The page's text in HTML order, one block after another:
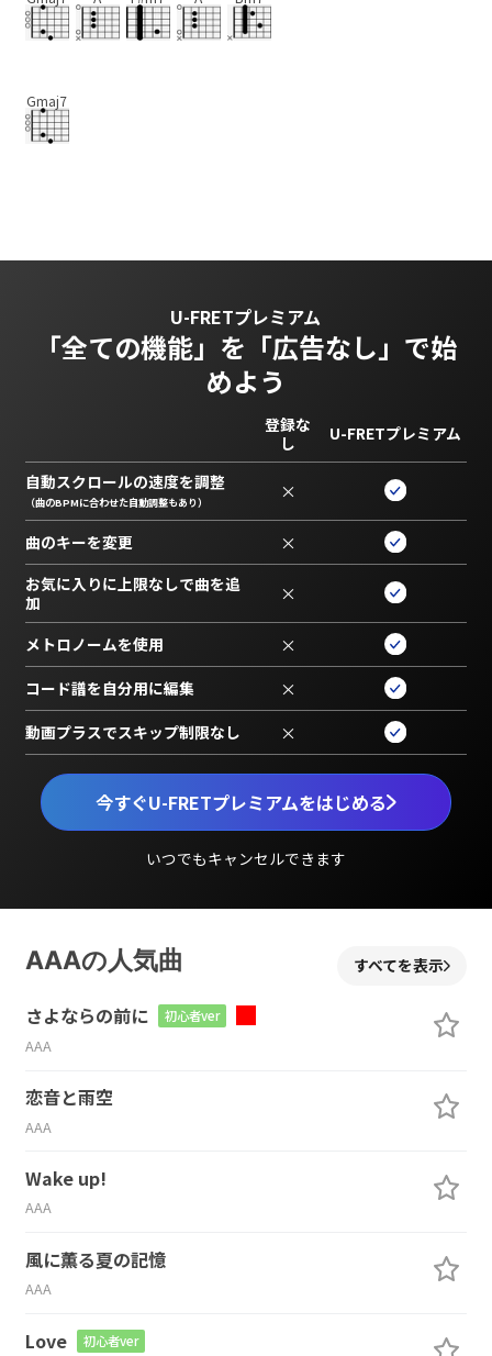
Gmaj7
U-FRETプレミアム
「全ての機能」を 「広告なし」で始
めよう
今すぐU-FRETプレミアムをはじめる
いつでもキャンセルできます
登録な
し
U-FRETプレミアム
自動スクロールの速度を調整
（曲のBPMに合わせた自動調整もあり） ×
曲のキーを変更 ×
お気に入りに上限なしで曲を追
加
×
メトロノームを使用 ×
コード譜を自分用に編集 ×
動画プラスでスキップ制限なし ×
AAAの人気曲 すべてを表示
さよならの前に 初心者ver
AAA
恋音と雨空
AAA
Wake up!
AAA
風に薫る夏の記憶
AAA
Love 初心者ver